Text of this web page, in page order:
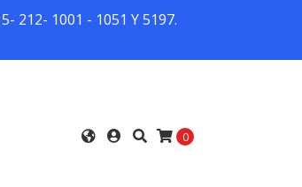
212- 1001 - 1051 Y 5197.
0